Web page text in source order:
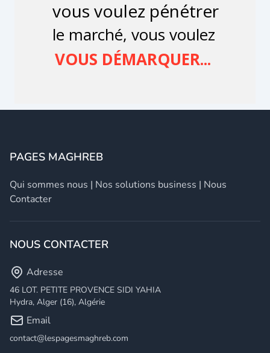
PAGES MAGHREB
Qui sommes nous | Nos solutions business | Nous
Contacter
NOUS CONTACTER
Adresse
46 LOT. PETITE PROVENCE SIDI YAHIA
Hydra, Alger (16), Algérie
Email
contact@lespagesmaghreb.com